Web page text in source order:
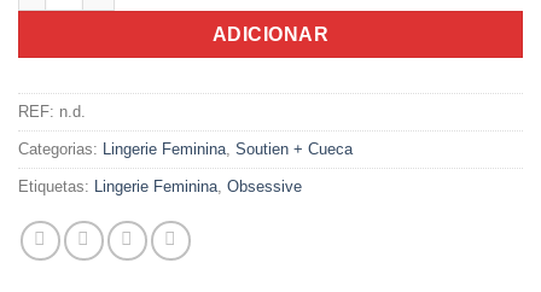
ADICIONAR
REF: n.d.
Categorias: Lingerie Feminina, Soutien + Cueca
Etiquetas: Lingerie Feminina, Obsessive